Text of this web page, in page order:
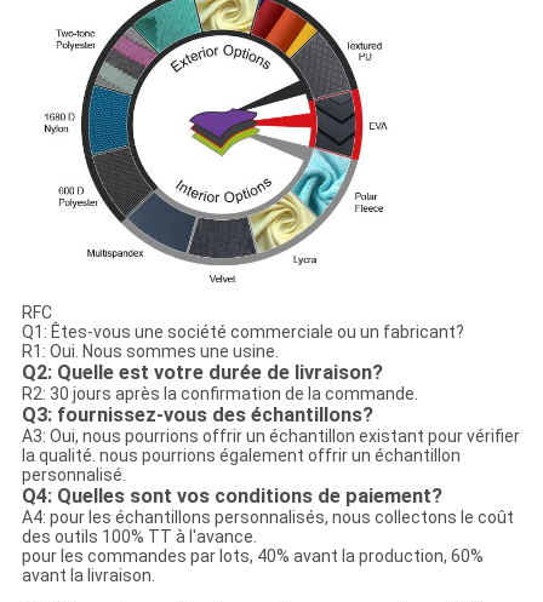
RFC
Q1: Êtes-vous une société commerciale ou un fabricant?
R1: Oui. Nous sommes une usine.
Q2: Quelle est votre durée de livraison?
R2: 30 jours après la confirmation de la commande.
Q3: fournissez-vous des échantillons?
A3: Oui, nous pourrions offrir un échantillon existant pour vérifier
la qualité. nous pourrions également offrir un échantillon
personnalisé.
Q4: Quelles sont vos conditions de paiement?
A4: pour les échantillons personnalisés, nous collectons le coût
des outils 100% TT à l'avance.
pour les commandes par lots, 40% avant la production, 60%
avant la livraison.